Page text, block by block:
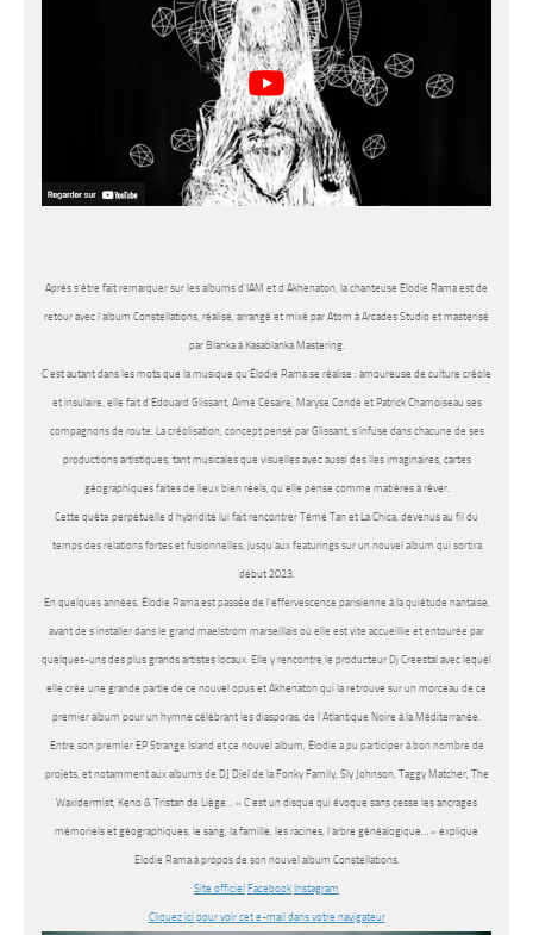
Après s’être fait remarquer sur les albums d’IAM et d’Akhenaton, la chanteuse Elodie Rama est de
retour avec l’album Constellations, réalisé, arrangé et mixé par Atom à Arcades Studio et masterisé
par Blanka à Kasablanka Mastering.
C’est autant dans les mots que la musique qu’Élodie Rama se réalise : amoureuse de culture créole
et insulaire, elle fait d’Edouard Glissant, Aimé Césaire, Maryse Condé et Patrick Chamoiseau ses
compagnons de route. La créolisation, concept pensé par Glissant, s’infuse dans chacune de ses
productions artistiques, tant musicales que visuelles avec aussi des îles imaginaires, cartes
géographiques faites de lieux bien réels, qu’elle pense comme matières à rêver.
Cette quête perpétuelle d’hybridité lui fait rencontrer Témé Tan et La Chica, devenus au fil du
temps des relations fortes et fusionnelles, jusqu’aux featurings sur un nouvel album qui sortira
début 2023.
En quelques années, Élodie Rama est passée de l’effervescence parisienne à la quiétude nantaise,
avant de s’installer dans le grand maelstrom marseillais où elle est vite accueillie et entourée par
quelques-uns des plus grands artistes locaux. Elle y rencontre le producteur Dj Creestal avec lequel
elle crée une grande partie de ce nouvel opus et Akhenaton qui la retrouve sur un morceau de ce
premier album pour un hymne célébrant les diasporas, de l’Atlantique Noire à la Méditerranée.
Entre son premier EP Strange Island et ce nouvel album, Élodie a pu participer à bon nombre de
projets, et notamment aux albums de DJ Djel de la Fonky Family, Sly Johnson, Taggy Matcher, The
Waxidermist, Keno & Tristan de Liège… « C’est un disque qui évoque sans cesse les ancrages
mémoriels et géographiques, le sang, la famille, les racines, l’arbre généalogique… » explique
Elodie Rama à propos de son nouvel album Constellations.
Site officiel Facebook Instagram
Cliquez ici pour voir cet e-mail dans votre navigateur